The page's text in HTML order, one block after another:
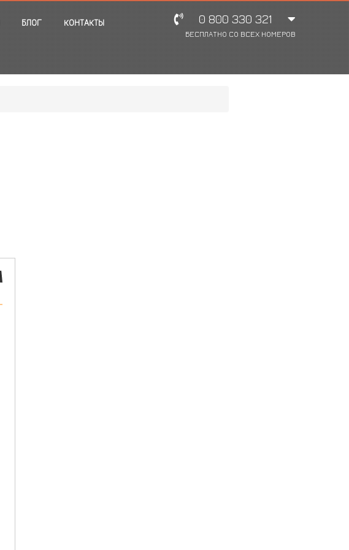
БЛОГ КОНТАКТЫ 0 800 330 321
БЕСПЛАТНО СО ВСЕХ НОМЕРОВ